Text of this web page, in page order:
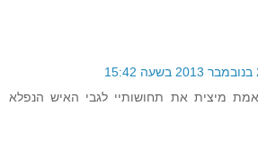
מיצית את תחושותיי לגבי האיש הנפלא